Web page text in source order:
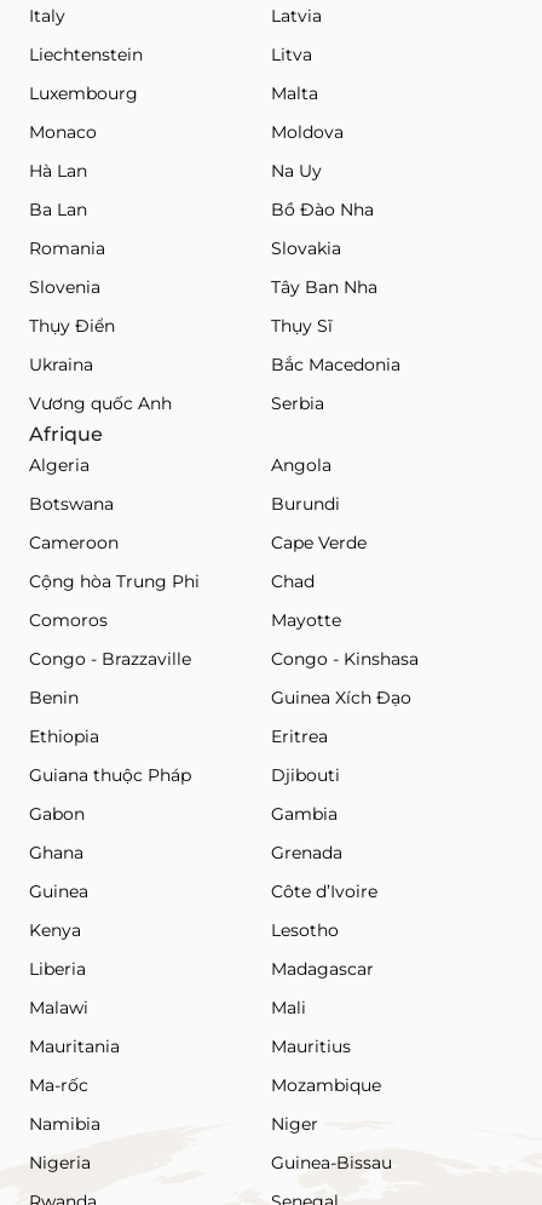
Italy
Latvia
Liechtenstein
Litva
Luxembourg
Malta
Monaco
Moldova
Hà Lan
Na Uy
Ba Lan
Bồ Đào Nha
Romania
Slovakia
Slovenia
Tây Ban Nha
Thụy Điển
Thụy Sĩ
Ukraina
Bắc Macedonia
Vương quốc Anh
Serbia
Afrique
Algeria
Angola
Botswana
Burundi
Cameroon
Cape Verde
Cộng hòa Trung Phi
Chad
Comoros
Mayotte
Congo - Brazzaville
Congo - Kinshasa
Benin
Guinea Xích Đạo
Ethiopia
Eritrea
Guiana thuộc Pháp
Djibouti
Gabon
Gambia
Ghana
Grenada
Guinea
Côte d’Ivoire
Kenya
Lesotho
Liberia
Madagascar
Malawi
Mali
Mauritania
Mauritius
Ma-rốc
Mozambique
Namibia
Niger
Nigeria
Guinea-Bissau